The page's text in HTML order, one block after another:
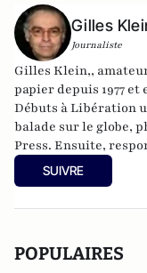
Gilles
Journaliste
Gilles Klein,,
papier depuis 1977 et
Débuts à Libération
balade sur le globe,
Press. Ensuite,
ELLE, avant d’écrire
collaborer avec
SUIVRE
POPULAIRES